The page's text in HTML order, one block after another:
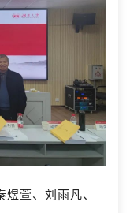
萱、刘雨凡、